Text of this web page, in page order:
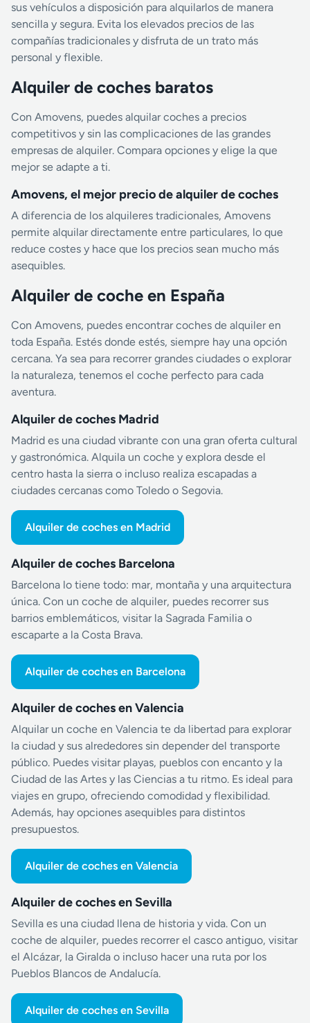
sus vehículos a disposición para alquilarlos de manera
sencilla y segura. Evita los elevados precios de las
compañías tradicionales y disfruta de un trato más
personal y flexible.
Alquiler de coches baratos
Con Amovens, puedes alquilar coches a precios
competitivos y sin las complicaciones de las grandes
empresas de alquiler. Compara opciones y elige la que
mejor se adapte a ti.
Amovens, el mejor precio de alquiler de coches
A diferencia de los alquileres tradicionales, Amovens
permite alquilar directamente entre particulares, lo que
reduce costes y hace que los precios sean mucho más
asequibles.
Alquiler de coche en España
Con Amovens, puedes encontrar coches de alquiler en
toda España. Estés donde estés, siempre hay una opción
cercana. Ya sea para recorrer grandes ciudades o explorar
la naturaleza, tenemos el coche perfecto para cada
aventura.
Alquiler de coches Madrid
Madrid es una ciudad vibrante con una gran oferta cultural
y gastronómica. Alquila un coche y explora desde el
centro hasta la sierra o incluso realiza escapadas a
ciudades cercanas como Toledo o Segovia.
Alquiler de coches en Madrid
Alquiler de coches Barcelona
Barcelona lo tiene todo: mar, montaña y una arquitectura
única. Con un coche de alquiler, puedes recorrer sus
barrios emblemáticos, visitar la Sagrada Familia o
escaparte a la Costa Brava.
Alquiler de coches en Barcelona
Alquiler de coches en Valencia
Alquilar un coche en Valencia te da libertad para explorar
la ciudad y sus alrededores sin depender del transporte
público. Puedes visitar playas, pueblos con encanto y la
Ciudad de las Artes y las Ciencias a tu ritmo. Es ideal para
viajes en grupo, ofreciendo comodidad y flexibilidad.
Además, hay opciones asequibles para distintos
presupuestos.
Alquiler de coches en Valencia
Alquiler de coches en Sevilla
Sevilla es una ciudad llena de historia y vida. Con un
coche de alquiler, puedes recorrer el casco antiguo, visitar
el Alcázar, la Giralda o incluso hacer una ruta por los
Pueblos Blancos de Andalucía.
Alquiler de coches en Sevilla